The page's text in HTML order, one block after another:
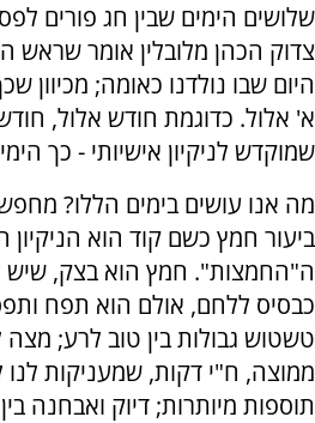
שלושים הימים שבין חג פורים
צדוק הכהן מלובלין אומר שראש
היום שבו נולדנו כאומה; מכיוון
א' אלול. כדוגמת חודש אלול,
שמוקדש לניקיון אישיותי - כך
מה אנו עושים בימים הללו?
ביעור חמץ כשם קוד הוא
ה"החמצות". חמץ הוא בצק, שיש
כבסיס ללחם, אולם הוא תפח
טשטוש גבולות בין טוב לרע;
ממוצה, ח"י דקות, שמעניקות לנו
תוספות מיותרות; דיוק ואבחנה